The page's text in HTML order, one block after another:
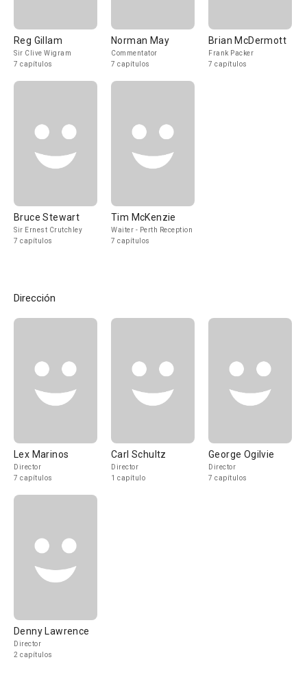
Reg Gillam
Sir Clive Wigram
7 capítulos
Norman May
Commentator
7 capítulos
Brian McDermott
Frank Packer
7 capítulos
Bruce Stewart
Sir Ernest Crutchley
7 capítulos
Tim McKenzie
Waiter - Perth Reception
7 capítulos
Dirección
Lex Marinos
Director
7 capítulos
Carl Schultz
Director
1 capítulo
George Ogilvie
Director
7 capítulos
Denny Lawrence
Director
2 capítulos